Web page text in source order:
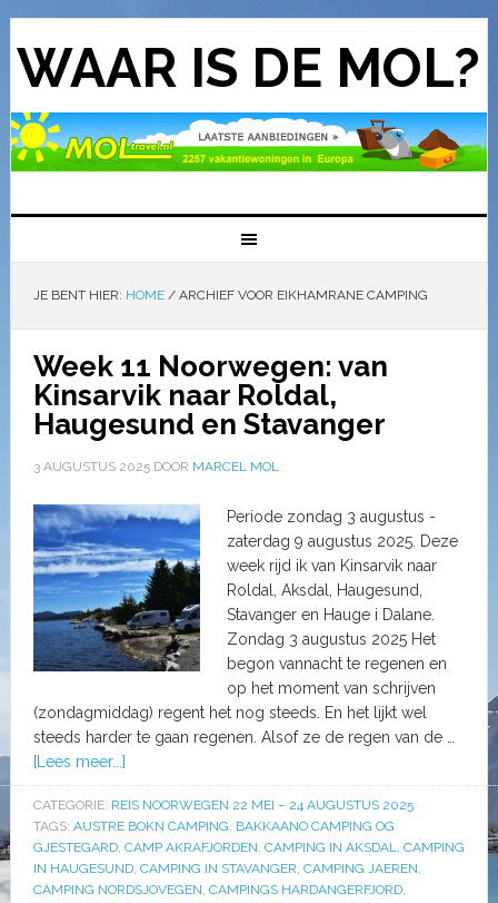
WAAR IS DE MOL?
JE BENT HIER: HOME /ARCHIEF VOOR EIKHAMRANE CAMPING
Week 11 Noorwegen: van
Kinsarvik naar Roldal,
Haugesund en Stavanger
3 AUGUSTUS 2025DOOR MARCEL MOL
Periode zondag 3 augustus -
zaterdag 9 augustus 2025. Deze
week rijd ik van Kinsarvik naar
Roldal, Aksdal, Haugesund,
Stavanger en Hauge i Dalane.
Zondag 3 augustus 2025 Het
begon vannacht te regenen en
op het moment van schrijven
(zondagmiddag) regent het nog steeds. En het lijkt wel
steeds harder te gaan regenen. Alsof ze de regen van de …
[Lees meer...]
CATEGORIE: REIS NOORWEGEN 22 MEI – 24 AUGUSTUS 2025
TAGS: AUSTRE BOKN CAMPING, BAKKAANO CAMPING OG
GJESTEGARD, CAMP AKRAFJORDEN, CAMPING IN AKSDAL, CAMPING
IN HAUGESUND, CAMPING IN STAVANGER, CAMPING JAEREN,
CAMPING NORDSJOVEGEN, CAMPINGS HARDANGERFJORD,